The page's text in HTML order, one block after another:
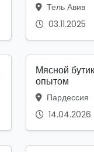
Тель Авив
03.11.2025
Мясной
опытом
Пардессия
14.04.2026